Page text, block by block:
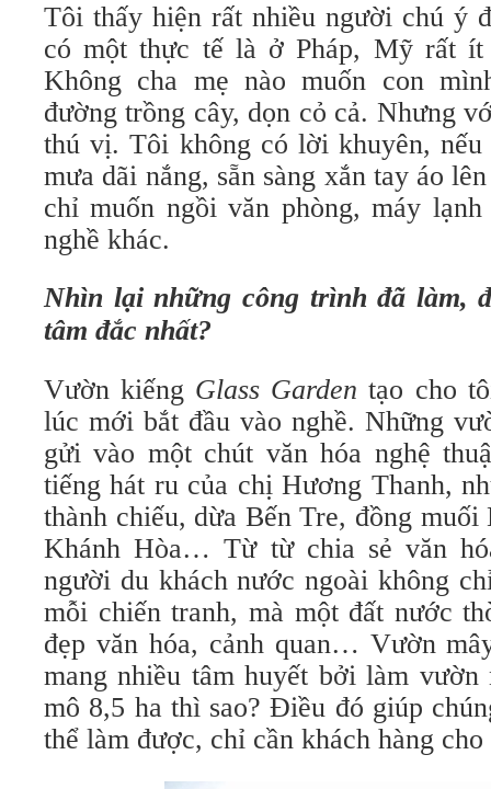
Tôi thấy hiện rất nhiều người chú ý
có một thực tế là ở Pháp, Mỹ rất
Không cha mẹ nào muốn con
đường trồng cây, dọn cỏ cả. Nhưng
thú vị. Tôi không có lời khuyên, nếu
mưa dãi nắng, sẵn sàng xắn tay áo
chỉ muốn ngồi văn phòng, máy
nghề khác.
Nhìn lại những công trình đã làm,
tâm đắc nhất?
Vườn kiếng Glass Garden tạo cho
lúc mới bắt đầu vào nghề. Những
gửi vào một chút văn hóa nghệ
tiếng hát ru của chị Hương Thanh,
thành chiếu, dừa Bến Tre, đồng
Khánh Hòa… Từ từ chia sẻ văn
người du khách nước ngoài không
mỗi chiến tranh, mà một đất nước
đẹp văn hóa, cảnh quan… Vườn
mang nhiều tâm huyết bởi làm
mô 8,5 ha thì sao? Điều đó giúp
thể làm được, chỉ cần khách hàng